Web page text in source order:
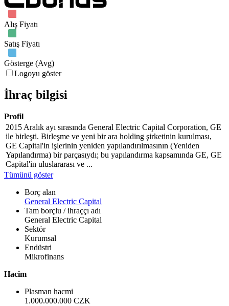
Alış Fiyatı
Satış Fiyatı
Gösterge (Avg)
Logoyu göster
İhraç bilgisi
Profil
2015 Aralık ayı sırasında General Electric Capital Corporation, GE
ile birleşti. Birleşme ve yeni bir ara holding şirketinin kurulması,
GE Capital'in işlerinin yeniden yapılandırılmasının (Yeniden
Yapılandırma) bir parçasıydı; bu yapılandırma kapsamında GE, GE
Capital'in uluslararası ve ...
Tümünü göster
Borç alan
General Electric Capital
Tam borçlu / ihraççı adı
General Electric Capital
Sektör
Kurumsal
Endüstri
Mikrofinans
Hacim
Plasman hacmi
1.000.000.000 CZK